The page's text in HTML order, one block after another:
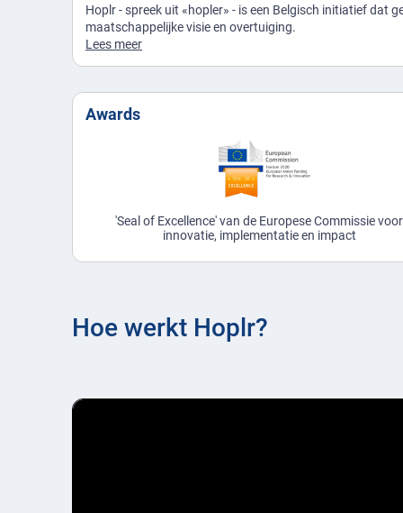
Hoplr - spreek uit «hopler» - is een Belgisch initiatief dat
maatschappelijke visie en overtuiging.
Lees meer
Awards
'Seal of Excellence' van de Europese Commissie voor
innovatie, implementatie en impact
Hoe werkt Hoplr?